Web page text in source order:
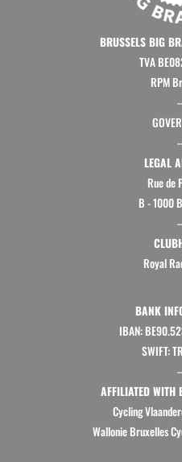
BRUSSELS BIG
TVA
RPM
LEGAL
Rue de
B - 1000
Royal
BANK
IBAN:
SWIFT:
AFFILIATED WITH
Cycling
Wallonie Bruxelles